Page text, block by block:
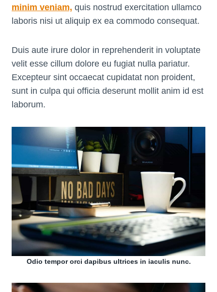
minim veniam, quis nostrud exercitation ullamco
laboris nisi ut aliquip ex ea commodo consequat.
Duis aute irure dolor in reprehenderit in voluptate
velit esse cillum dolore eu fugiat nulla pariatur.
Excepteur sint occaecat cupidatat non proident,
sunt in culpa qui officia deserunt mollit anim id est
laborum.
Odio tempor orci dapibus ultrices in iaculis nunc.